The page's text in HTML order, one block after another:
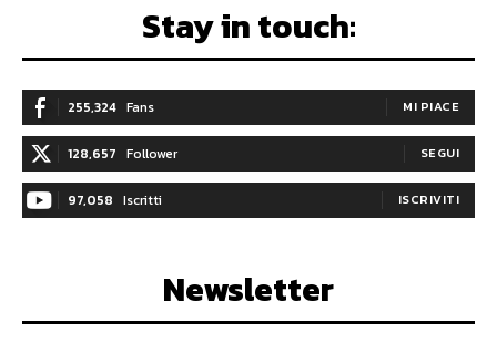
Stay in touch:
255,324 Fans MI PIACE
128,657 Follower SEGUI
97,058 Iscritti ISCRIVITI
Newsletter